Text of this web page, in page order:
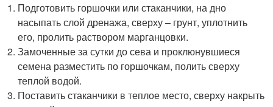
Подготовить горшочки или стаканчики, на дно
насыпать слой дренажа, сверху – грунт, уплотнить
его, пролить раствором марганцовки.
Замоченные за сутки до сева и проклюнувшиеся
семена разместить по горшочкам, полить сверху
теплой водой.
Поставить стаканчики в теплое место, сверху накрыть